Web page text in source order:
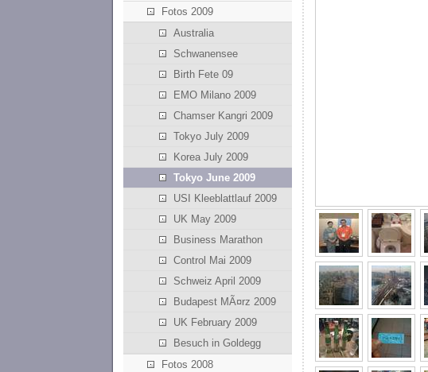
Fotos 2009
Australia
Schwanensee
Birth Fete 09
EMO Milano 2009
Chamser Kangri 2009
Tokyo July 2009
Korea July 2009
Tokyo June 2009
USI Kleeblattlauf 2009
UK May 2009
Business Marathon
Control Mai 2009
Schweiz April 2009
Budapest MÃ¤rz 2009
UK February 2009
Besuch in Goldegg
Fotos 2008